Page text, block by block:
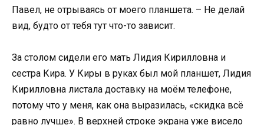
Павел, не отрываясь от моего планшета. – Не делай
вид, будто от тебя тут что-то зависит.
За столом сидели его мать Лидия Кирилловна и
сестра Кира. У Киры в руках был мой планшет, Лидия
Кирилловна листала доставку на моём телефоне,
потому что у меня, как она выразилась, «скидка всё
равно лучше». В верхней строке экрана уже висело